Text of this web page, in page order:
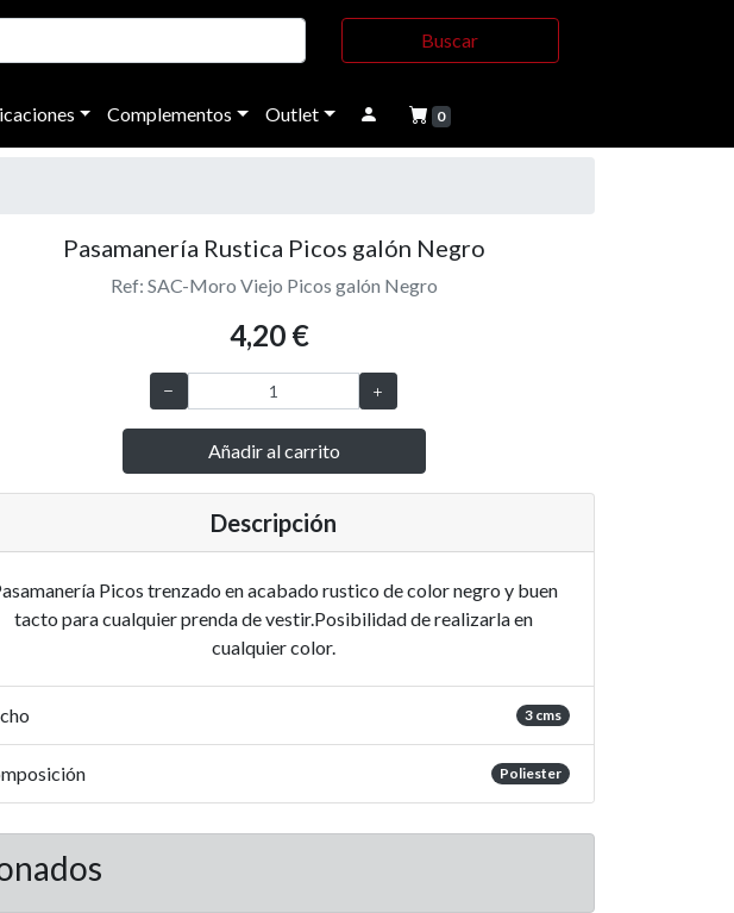
Buscar
Complementos Outlet 0
Pasamanería Rustica Picos galón Negro
Ref: SAC-Moro Viejo Picos galón Negro
4,20 €
Añadir al carrito
Descripción
Picos trenzado en acabado rustico de color negro y buen
tacto para cualquier prenda de vestir.Posibilidad de realizarla en
cualquier color.
3 cms
Poliester